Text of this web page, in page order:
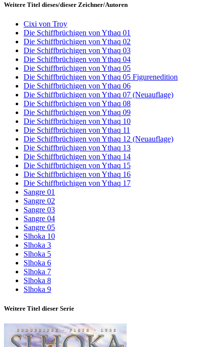
Weitere Titel dieses/dieser Zeichner/Autoren
Cixi von Troy
Die Schiffbrüchigen von Ythaq 01
Die Schiffbrüchigen von Ythaq 02
Die Schiffbrüchigen von Ythaq 03
Die Schiffbrüchigen von Ythaq 04
Die Schiffbrüchigen von Ythaq 05
Die Schiffbrüchigen von Ythaq 05 Figurenedition
Die Schiffbrüchigen von Ythaq 06
Die Schiffbrüchigen von Ythaq 07 (Neuauflage)
Die Schiffbrüchigen von Ythaq 08
Die Schiffbrüchigen von Ythaq 09
Die Schiffbrüchigen von Ythaq 10
Die Schiffbrüchigen von Ythaq 11
Die Schiffbrüchigen von Ythaq 12 (Neuauflage)
Die Schiffbrüchigen von Ythaq 13
Die Schiffbrüchigen von Ythaq 14
Die Schiffbrüchigen von Ythaq 15
Die Schiffbrüchigen von Ythaq 16
Die Schiffbrüchigen von Ythaq 17
Sangre 01
Sangre 02
Sangre 03
Sangre 04
Sangre 05
Slhoka 10
Slhoka 3
Slhoka 5
Slhoka 6
Slhoka 7
Slhoka 8
Slhoka 9
Weitere Titel dieser Serie